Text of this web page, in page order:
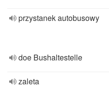
przystanek autobusowy
doe Bushaltestelle
zaleta